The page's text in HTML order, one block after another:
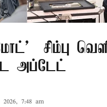
– சிம்பு
அப்டேட்
2026, 7:48 am